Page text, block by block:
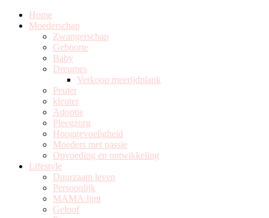
Home
Moederschap
Zwangerschap
Geboorte
Baby
Dreumes
Verkoop meerijdplank
Peuter
kleuter
Adoptie
Pleegzorg
Hooggevoeligheid
Moeders met passie
Opvoeding en ontwikkeling
Lifestyle
Duurzaam leven
Persoonlijk
MAMA.lijnt
Geloof